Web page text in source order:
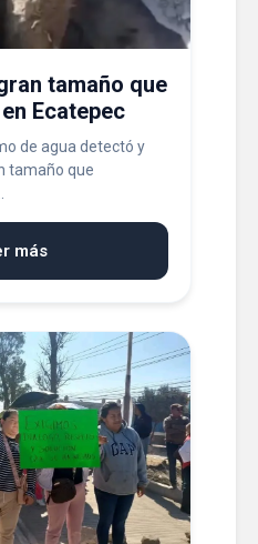
tamaño que
Ecatepec
de agua detectó y
tamaño que
más